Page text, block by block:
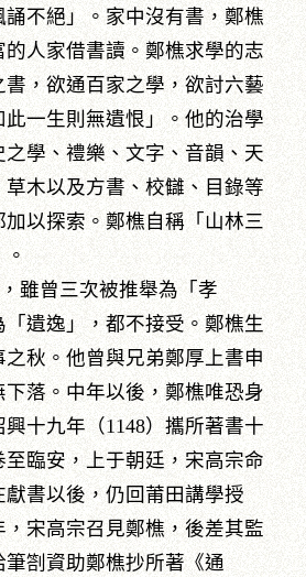
不絕」。家中沒有書，鄭樵
人家借書讀。鄭樵求學的志
，欲通百家之學，欲討六藝
一生則無遺恨」。他的治學
學、禮樂、文字、音韻、天
木以及方書、校讎、目錄等
以探索。鄭樵自稱「山林三
曾三次被推舉為「孝
遺逸」，都不接受。鄭樵生
秋。他曾與兄弟鄭厚上書申
落。中年以後，鄭樵唯恐身
十九年（1148）攜所著書十
臨安，上于朝廷，宋高宗命
書以後，仍回莆田講學授
宋高宗召見鄭樵，後差其監
劄資助鄭樵抄所著《通